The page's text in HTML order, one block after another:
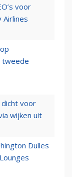
voor
Airlines
tweede
dicht voor
wijken uit
Dulles